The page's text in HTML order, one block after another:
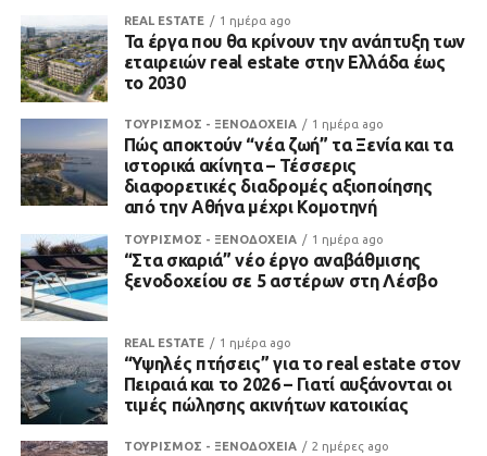
REAL ESTATE 1 ημέρα ago
Τα έργα που θα κρίνουν την ανάπτυξη των
εταιρειών real estate στην Ελλάδα έως
το 2030
ΤΟΥΡΙΣΜΟΣ - ΞΕΝΟΔΟΧΕΙΑ 1 ημέρα ago
Πώς αποκτούν “νέα ζωή” τα Ξενία και τα
ιστορικά ακίνητα – Τέσσερις
διαφορετικές διαδρομές αξιοποίησης
από την Αθήνα μέχρι Κομοτηνή
ΤΟΥΡΙΣΜΟΣ - ΞΕΝΟΔΟΧΕΙΑ 1 ημέρα ago
“Στα σκαριά” νέο έργο αναβάθμισης
ξενοδοχείου σε 5 αστέρων στη Λέσβο
REAL ESTATE 1 ημέρα ago
“Υψηλές πτήσεις” για το real estate στον
Πειραιά και το 2026 – Γιατί αυξάνονται οι
τιμές πώλησης ακινήτων κατοικίας
ΤΟΥΡΙΣΜΟΣ - ΞΕΝΟΔΟΧΕΙΑ 2 ημέρες ago